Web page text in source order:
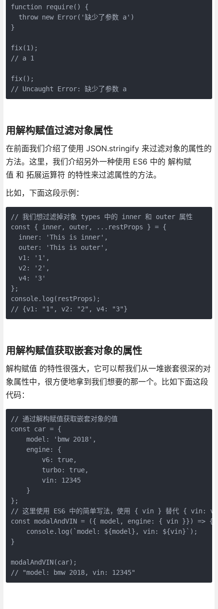
function require() {
  throw new Error('缺少了参数 a')
}
fix(1);
// a 1
fix();
// Uncaught Error: 缺少了参数 a
用解构赋值过滤对象属性
在前面我们介绍了使用 JSON.stringify 来过滤对象的属性的
方法。这里，我们介绍另外一种使用 ES6 中的 解构赋
值 和 拓展运算符 的特性来过滤属性的方法。
比如，下面这段示例：
// 我们想过滤掉对象 types 中的 inner 和 outer 属性
const { inner, outer, ...restProps } = {
  inner: 'This is inner',
  outer: 'This is outer',
  v1: '1',
  v2: '2',
  v4: '3'
};
console.log(restProps);
// {v1: "1", v2: "2", v4: "3"}
用解构赋值获取嵌套对象的属性
解构赋值 的特性很强大，它可以帮我们从一堆嵌套很深的对
象属性中，很方便地拿到我们想要的那一个。比如下面这段
代码：
// 通过解构赋值获取嵌套对象的值
const car = {
    model: 'bmw 2018',
    engine: {
        v6: true,
        turbo: true,
        vin: 12345
    }
};
// 这里使用 ES6 中的简单写法，使用 { vin } 替代 { vin:
const modalAndVIN = ({ model, engine: { vin }}) => {
    console.log(`model: ${model}, vin: ${vin}`);
}
modalAndVIN(car);